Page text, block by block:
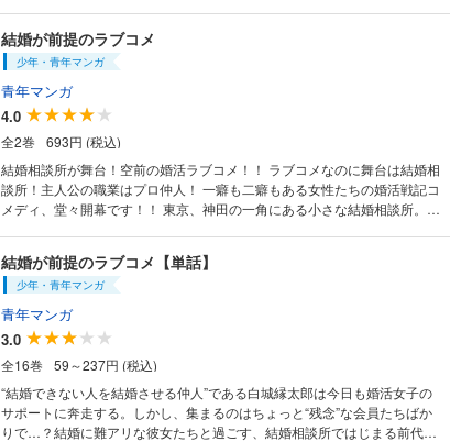
女が作る魔法のような料理は天にも昇るほど美味しく、めちゃくちゃ甘や
かしてくれるミントに魅了されていき…。 果たして、しずるは小人のミン
トと一緒に結婚生活を送れるのか…!? 社会に疲れた貴方に捧げる、小さい
女の子が身も心も癒す新婚・クッキング、調理開始!!! ※この作品はWEBコ
ミックサイト「WEBコミックガンマぷらす」にて掲載されたものです。
結婚が前提のラブコメ
少年・青年マンガ
青年マンガ
4.0
全2巻
693円 (税込)
結婚相談所が舞台！空前の婚活ラブコメ！！ ラブコメなのに舞台は結婚相
談所！主人公の職業はプロ仲人！ 一癖も二癖もある女性たちの婚活戦記コ
メディ、堂々開幕です！！ 東京、神田の一角にある小さな結婚相談所。そ
ド卒天才科学者、セクハラを振り撒く女性エロ漫画家、玉の輿至上主義の
没落令嬢、ダメンズホイホイの保育士さん…… 超個性的な会員たちを、縁
太郎は無事結婚に導くことができるのか！？
結婚が前提のラブコメ【単話】
少年・青年マンガ
青年マンガ
3.0
全16巻
59～237円 (税込)
“結婚できない人を結婚させる仲人”である白城縁太郎は今日も婚活女子の
サポートに奔走する。しかし、集まるのはちょっと“残念”な会員たちばか
りで…？結婚に難アリな彼女たちと過ごす、結婚相談所ではじまる前代未